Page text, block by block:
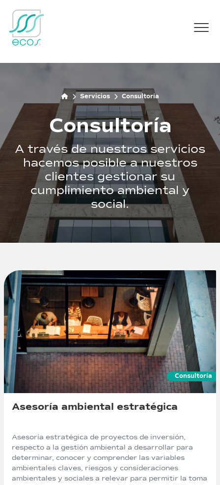
Servicios Consultoría
Consultoría
A través de nuestros servicios
hacemos posible a nuestros
clientes gestionar su
cumplimiento ambiental y
social.
Consultoría
Asesoría ambiental estratégica
Asesoría estratégica de proyectos de inversión,
respecto a la gestión ambiental a desarrollar para
determinar, conocer y comprender las variables
ambientales claves, riesgos y consideraciones
ambientales y sociales a relevar para permitir la toma